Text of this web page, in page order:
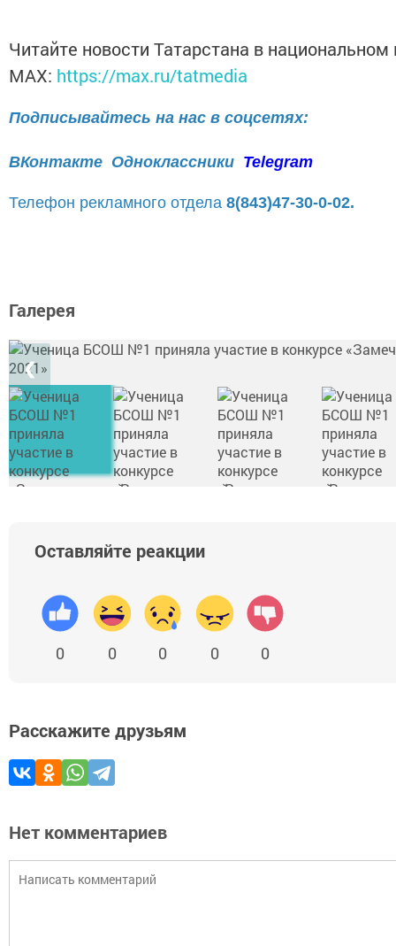
Читайте новости Татарстана в
MАХ: https://max.ru/tatmedia
Подписывайтесь на нас в соцсетях:
ВКонтакте Одноклассники Telegram
Телефон рекламного отдела 8(843)47-30-0-02.
Галерея
❮
Оставляйте реакции
0 0 0 0 0
Расскажите друзьям
Нет комментариев